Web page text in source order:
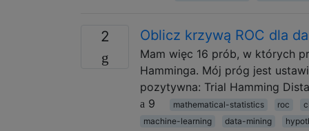
2 Oblicz krzywą ROC dla
Mam więc 16 prób, w których
Hamminga. Mój próg jest
pozytywna: Trial Hamming
9
mathematical-statistics roc
machine-learning
data-mining